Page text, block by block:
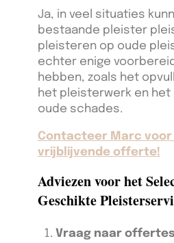
Ja, in veel situaties
bestaande pleister
pleisteren op oude
echter enige
hebben, zoals het
het pleisterwerk en het
oude schades.
Contacteer Marc voor
vrijblijvende offerte!
Adviezen voor het
Geschikte
Vraag naar